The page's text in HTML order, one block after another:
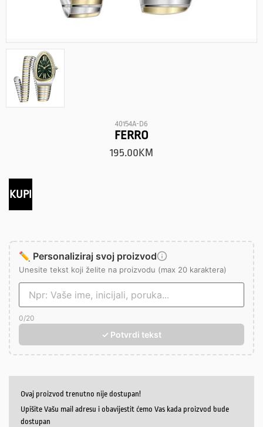
40154A-D6
FERRO
195.00KM
KUPI
✏️ Personaliziraj svoj proizvod
Unesite tekst koji želite na proizvodu (max 20 karaktera)
0/20
✓ Potvrdi tekst
Ovaj proizvod trenutno nije dostupan!
Upišite Vašu mail adresu i obavijestit ćemo Vas kada proizvod bude
dostupan